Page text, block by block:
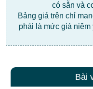
có sẵn và
Bảng giá trên chỉ
phải là mức giá niêm
Bài